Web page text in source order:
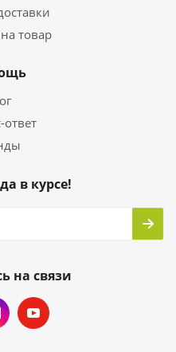
товар
ответ
в курсе!
на связи